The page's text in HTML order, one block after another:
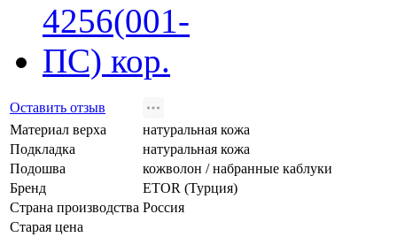
Оставить отзыв
Материал верха
натуральная кожа
Подкладка
натуральная кожа
Подошва
кожволон / набранные каблуки
Бренд
ETOR (Турция)
Страна производства Россия
Старая цена